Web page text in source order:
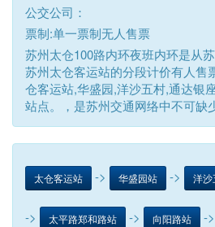
公交公司：
票制:单一票制无人售票
苏州太仓100路内环夜班内环是从
苏州太仓客运站的分段计价有人售
仓客运站,华盛园,洋沙五村,通达银
站点。，是苏州交通网络中不可缺
太仓客运站 -> 华盛园站 -> 洋沙
-> 太平路郑和路站 -> 向阳路站 ->